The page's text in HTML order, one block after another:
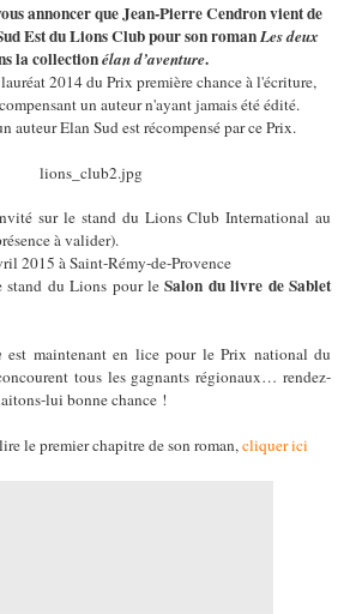
annoncer que Jean-Pierre Cendron vient de
Est du Lions Club pour son romanLes deux
la collectionélan d’aventure.
2014 du Prix première chance à l'écriture,
un auteur n'ayant jamais été édité.
auteur Elan Sud est récompensé par ce Prix.
sur le stand du Lions Club International au
à valider).
2015 à Saint-Rémy-de-Provence
stand du Lions pour leSalon du livre de Sablet
est maintenant en lice pour le Prix national du
tous les gagnants régionaux… rendez-
lui bonne chance !
le premier chapitre de son roman,cliquer ici